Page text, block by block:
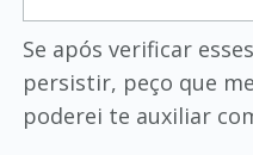
Se após verificar
persistir, peço que
poderei te auxiliar